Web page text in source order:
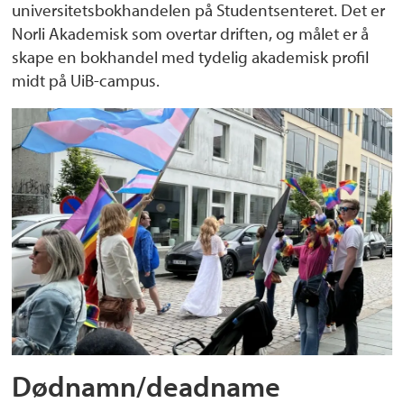
universitetsbokhandelen på Studentsenteret. Det er
Norli Akademisk som overtar driften, og målet er å
skape en bokhandel med tydelig akademisk profil
midt på UiB-campus.
Dødnamn/deadname